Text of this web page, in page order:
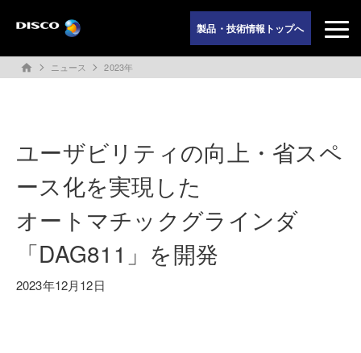
製品・技術情報トップへ
home ニュース 2023年
ユーザビリティの向上・省スペ
ース化を実現した
オートマチックグラインダ
「DAG811」を開発
2023年12月12日